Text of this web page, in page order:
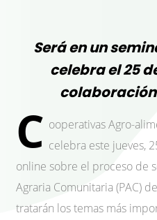
Será en un
celebra el 25
C ooperativas Agro-
celebra este jueves,
online sobre el proceso de
Agraria Comunitaria (PAC)
tratarán los temas más